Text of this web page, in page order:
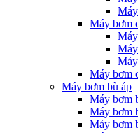
Máy bơm
Máy bơm
Máy bơm bù áp
Máy bơm
Máy bơm
Máy bơm